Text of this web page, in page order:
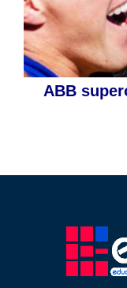
ABB